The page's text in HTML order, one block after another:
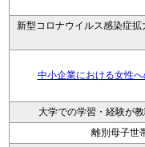
新型コロナウイルス感染症
中小企業における女性
大学での学習・経験が
離別母子世